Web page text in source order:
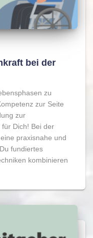
bei der
zu
zur Seite
zur
Dich! Bei der
praxisnahe und
fundiertes
kombinieren